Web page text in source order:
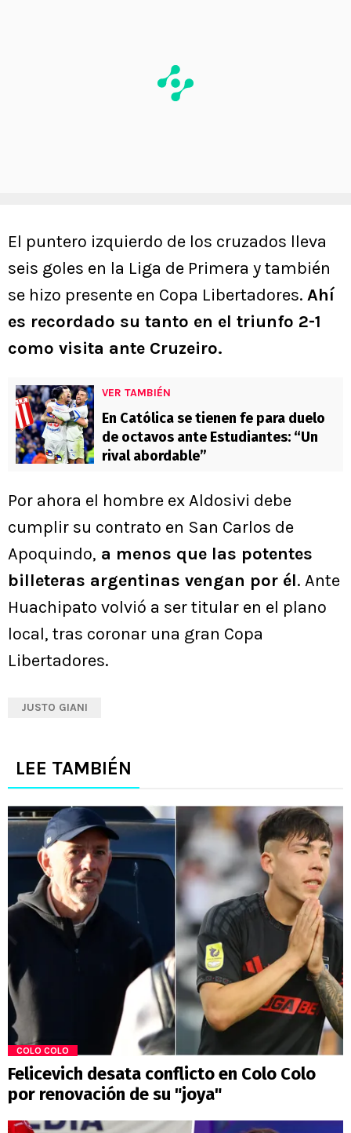
El puntero izquierdo de los cruzados lleva
seis goles en la Liga de Primera y también
se hizo presente en Copa Libertadores. Ahí
es recordado su tanto en el triunfo 2-1
como visita ante Cruzeiro.
VER TAMBIÉN
En Católica se tienen fe para duelo
de octavos ante Estudiantes: “Un
rival abordable”
Por ahora el hombre ex Aldosivi debe
cumplir su contrato en San Carlos de
Apoquindo, a menos que las potentes
billeteras argentinas vengan por él. Ante
Huachipato volvió a ser titular en el plano
local, tras coronar una gran Copa
Libertadores.
JUSTO GIANI
LEE TAMBIÉN
COLO COLO
Felicevich desata conflicto en Colo Colo
por renovación de su "joya"